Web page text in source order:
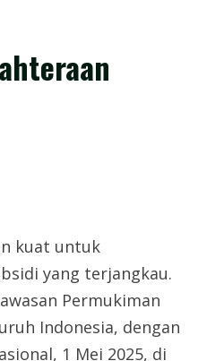
kuat untuk
yang terjangkau.
Permukiman
Indonesia, dengan
1 Mei 2025, di